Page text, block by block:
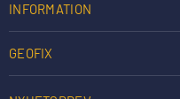
INFORMATION
GEOFIX